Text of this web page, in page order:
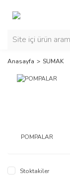
Anasayfa SUMAK
POMPALAR
Stoktakiler